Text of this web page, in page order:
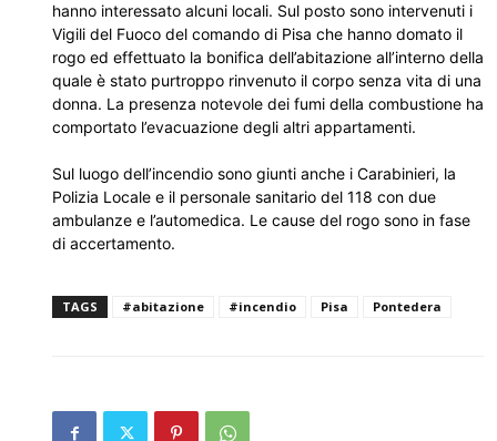
hanno interessato alcuni locali. Sul posto sono intervenuti i
Vigili del Fuoco del comando di Pisa che hanno domato il
rogo ed effettuato la bonifica dell’abitazione all’interno della
quale è stato purtroppo rinvenuto il corpo senza vita di una
donna. La presenza notevole dei fumi della combustione ha
comportato l’evacuazione degli altri appartamenti.
Sul luogo dell’incendio sono giunti anche i Carabinieri, la
Polizia Locale e il personale sanitario del 118 con due
ambulanze e l’automedica. Le cause del rogo sono in fase
di accertamento.
TAGS #abitazione #incendio Pisa Pontedera